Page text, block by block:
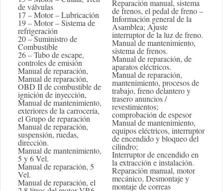
de válvulas
17 – Motor – Lubricación
19 – Motor – Sistema de
refrigeración
20 – Suministro de
Combustible
26 – Tubo de escape,
controles de emisión
Manual de reparación,
Manual de reparación,
OBD II de combustible de
ignición de inyección,
Manual de mantenimiento,
exteriores de la carrocería,
el Grupo de reparación
Manual de reparación,
suspensión, ruedas,
dirección.
Manual de mantenimiento,
5 y 6 Vel.
Manual de reparación, 5
Vel.
Manual de reparación, el
Reparación manual, sistema
de frenos, el pedal de freno –
Información general de la
Asamblea; Ajuste
interruptor de la luz de freno.
Manual de mantenimiento,
sistema de frenos.
Manual de reparación, de
aparatos eléctricos.
Manual de reparación,
mantenimiento, procesos de
trabajo, freno delantero y
trasero anuncios /
revestimientos;
comprobación de espesor
Manual de mantenimiento,
equipos eléctricos, interruptor
de encendido y bloqueo del
cilindro;
Interruptor de encendido en
la extracción e instalación.
Reparación manual, motor
mecánico, Desmontaje y
montaje de correas